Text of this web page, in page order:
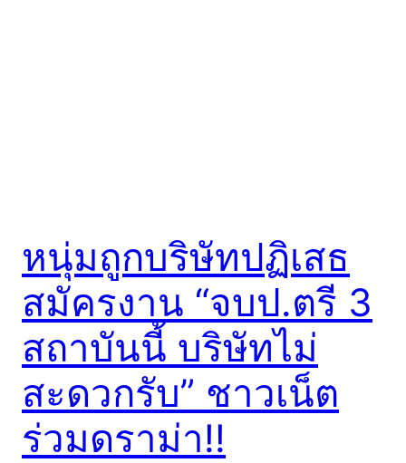
หนุ่มถูกบริษัทปฏิเสธ
สมัครงาน “จบป.ตรี 3
สถาบันนี้ บริษัทไม่
สะดวกรับ” ชาวเน็ต
ร่วมดราม่า!!